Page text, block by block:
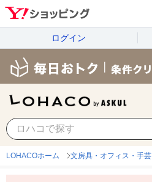
ログイン
LOHACOホーム 文房具・オフィス・手芸